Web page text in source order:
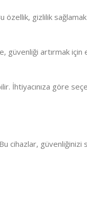
gizlilik sağlamak
güvenliği artırmak için
İhtiyacınıza göre
cihazlar, güvenliğinizi